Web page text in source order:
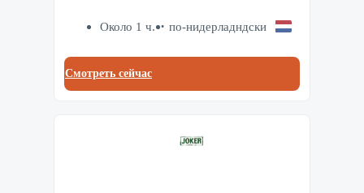
Около 1 ч. по-нидерладндски
Смотреть сейчас